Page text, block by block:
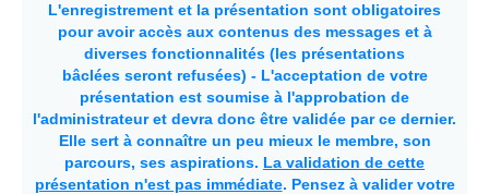
L'enregistrement et la présentation sont obligatoires
pour avoir accès aux contenus des messages et à
diverses fonctionnalités (les présentations
bâclées seront refusées) - L'acceptation de votre
présentation est soumise à l'approbation de
l'administrateur et devra donc être validée par ce dernier.
Elle sert à connaître un peu mieux le membre, son
parcours, ses aspirations. La validation de cette
présentation n'est pas immédiate. Pensez à valider votre